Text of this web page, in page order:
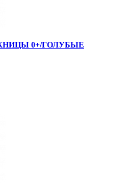
0+/ГОЛУБЫЕ